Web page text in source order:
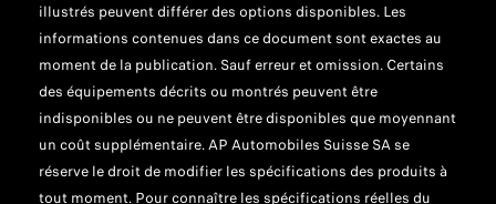
illustrés peuvent différer des options disponibles. Les
informations contenues dans ce document sont exactes au
moment de la publication. Sauf erreur et omission. Certains
des équipements décrits ou montrés peuvent être
indisponibles ou ne peuvent être disponibles que moyennant
un coût supplémentaire. AP Automobiles Suisse SA se
réserve le droit de modifier les spécifications des produits à
tout moment. Pour connaître les spécifications réelles du